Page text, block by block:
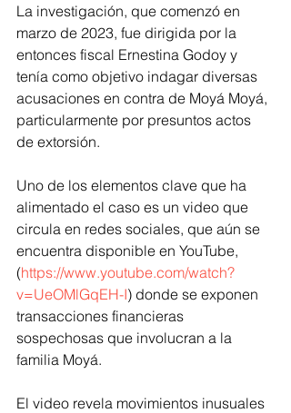
La investigación, que comenzó en
marzo de 2023, fue dirigida por la
entonces fiscal Ernestina Godoy y
tenía como objetivo indagar diversas
acusaciones en contra de Moyá Moyá,
particularmente por presuntos actos
de extorsión.
Uno de los elementos clave que ha
alimentado el caso es un video que
circula en redes sociales, que aún se
encuentra disponible en YouTube,
(https://www.youtube.com/watch?
v=UeOMlGqEH-I) donde se exponen
transacciones financieras
sospechosas que involucran a la
familia Moyá.
El video revela movimientos inusuales